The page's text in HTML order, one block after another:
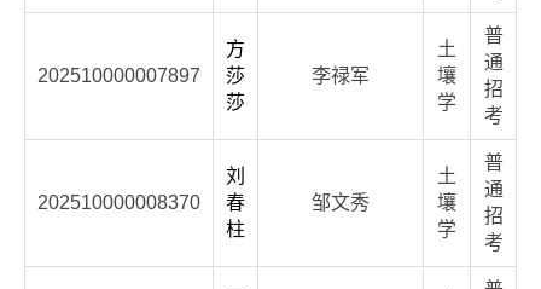
202510000007897
方
莎
莎
李禄军
土
壤
学
普
通
招
考
202510000008370
刘
春
柱
邹文秀
土
壤
学
普
通
招
考